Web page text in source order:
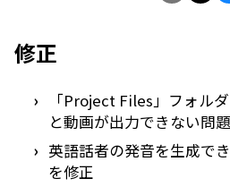
修正
「Project Files」フォル
と動画が出力できない問
英語話者の発音を生成で
を修正